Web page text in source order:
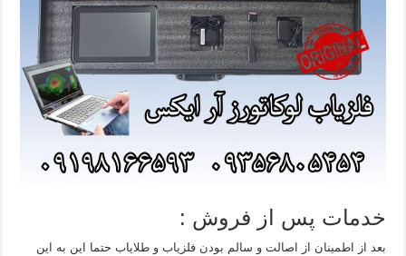
خدمات پس از فروش :
بعد از اطمینان از اصالت و سالم بودن فلزیاب و طلایاب حتما این به این